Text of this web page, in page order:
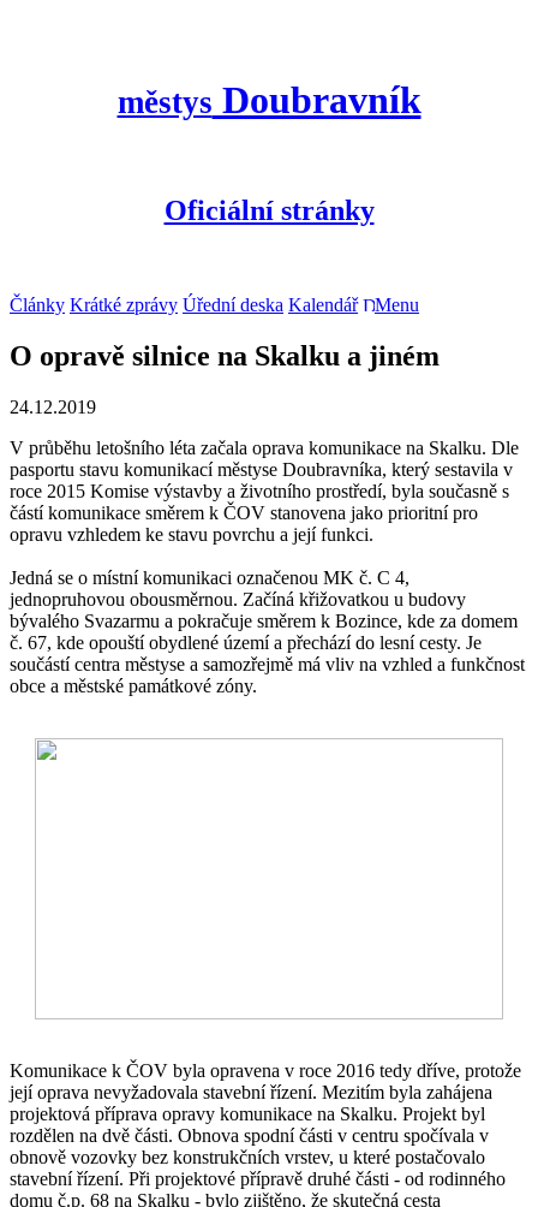
městys Doubravník
Oficiální stránky
Články Krátké zprávy Úřední deska Kalendář Menu
O opravě silnice na Skalku a jiném
24.12.2019
V průběhu letošního léta začala oprava komunikace na Skalku. Dle
pasportu stavu komunikací městyse Doubravníka, který sestavila v
roce 2015 Komise výstavby a životního prostředí, byla současně s
částí komunikace směrem k ČOV stanovena jako prioritní pro
opravu vzhledem ke stavu povrchu a její funkci.
Jedná se o místní komunikaci označenou MK č. C 4,
jednopruhovou obousměrnou. Začíná křižovatkou u budovy
bývalého Svazarmu a pokračuje směrem k Bozince, kde za domem
č. 67, kde opouští obydlené území a přechází do lesní cesty. Je
součástí centra městyse a samozřejmě má vliv na vzhled a funkčnost
obce a městské památkové zóny.
Komunikace k ČOV byla opravena v roce 2016 tedy dříve, protože
její oprava nevyžadovala stavební řízení. Mezitím byla zahájena
projektová příprava opravy komunikace na Skalku. Projekt byl
rozdělen na dvě části. Obnova spodní části v centru spočívala v
obnově vozovky bez konstrukčních vrstev, u které postačovalo
stavební řízení. Při projektové přípravě druhé části - od rodinného
domu č.p. 68 na Skalku - bylo zjištěno, že skutečná cesta